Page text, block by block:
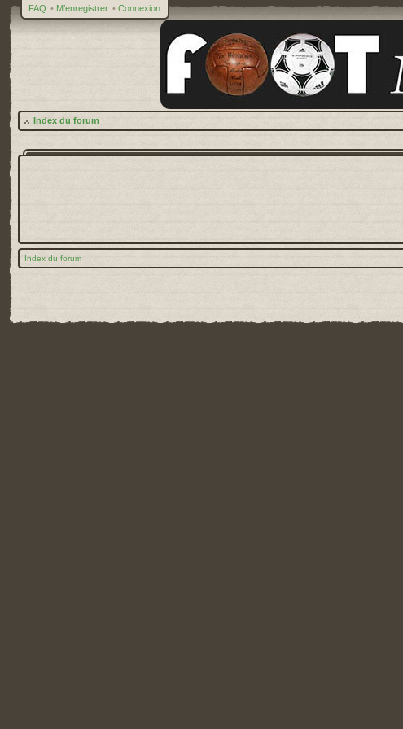
FAQ • M’enregistrer • Connexion
Index du forum
Index du forum